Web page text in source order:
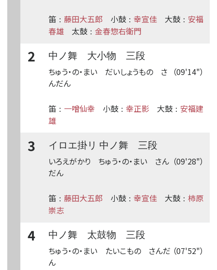
笛 ： 藤田大五郎 小鼓 ： 幸宣佳 大鼓 ： 安福
春雄
太鼓 ： 金春惣右衛門
2
中ノ舞 大小物 三段
（09'14"）
ちゅう・の・まい だいしょうもの さ
んだん
笛 ： 一噌仙幸 小鼓 ： 幸正影 大鼓 ： 安福建
雄
3
イロエ掛リ 中ノ舞 三段
（09'28"）
いろえがかり ちゅう・の・まい さん
だん
笛 ： 藤田大五郎 小鼓 ： 幸宣佳 大鼓 ： 柿原
崇志
4
中ノ舞 太鼓物 三段
（07'52"）
ちゅう・の・まい たいこもの さんだ
ん